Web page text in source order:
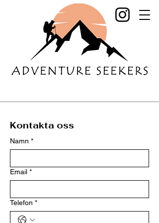
Kontakta oss
Namn *
Email *
Telefon *